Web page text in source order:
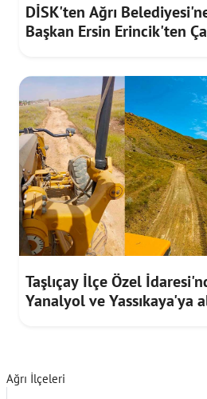
DİSK'ten Ağrı
Başkan Ersin Erincik'ten
Taşlıçay İlçe Özel
Yanalyol ve Yassıkaya'ya
Ağrı İlçeleri